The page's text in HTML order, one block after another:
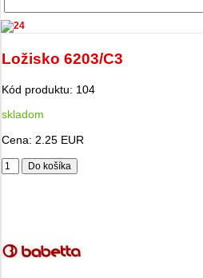
Ložisko 6203/C3
Kód produktu: 104
skladom
Cena: 2.25 EUR